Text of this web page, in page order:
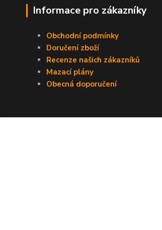
Informace pro zákazníky
Obchodní podmínky
Doručení zboží
Recenze našich zákazníků
Mazací plány
Obecná doporučení